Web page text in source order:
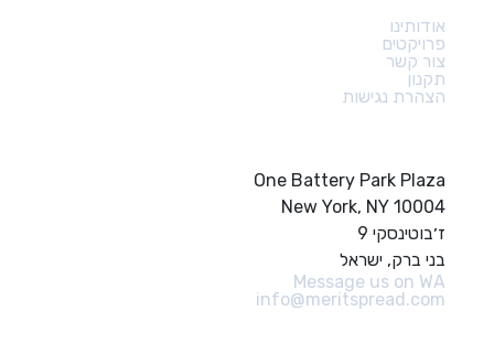
אודותינו
פרויקטים
צור קשר
תקנון
הצהרת נגישות
One Battery Park Plaza
New York, NY 10004
ז׳בוטינסקי 9
בני ברק, ישראל
Message us on WA
info@meritspread.com